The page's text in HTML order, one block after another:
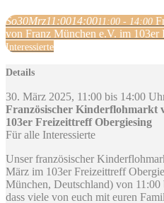
So30Mrz11:0014:0011:00 - 14:00
von Franz München e.V. im 103er
Interessierte
Details
30. März 2025, 11:00 bis 14:00
Französischer Kinderflohmarkt
103er Freizeittreff Obergiesing
Für alle Interessierte
Unser französischer
März im 103er Freizeittreff
München, Deutschland) von
dass viele von euch mit euren